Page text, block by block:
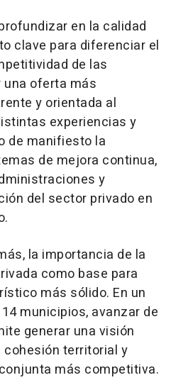
en la calidad
clave para diferenciar el
de las
oferta más
y orientada al
experiencias y
de manifiesto la
de mejora continua,
y
del sector privado en
la importancia de la
como base para
más sólido. En un
municipios, avanzar de
generar una visión
territorial y
más competitiva.